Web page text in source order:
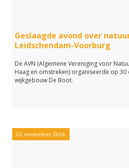
Geslaagde avond over
Leidschendam-Voorburg
De AVN (Algemene Vereniging voor
Haag en omstreken) organiseerde op
wijkgebouw De Boot.
02 november 2024